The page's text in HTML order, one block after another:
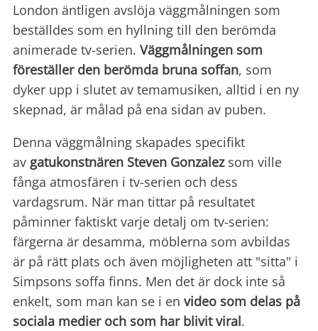
London äntligen avslöja väggmålningen som
beställdes som en hyllning till den berömda
animerade tv-serien. Väggmålningen som
föreställer den berömda bruna soffan, som
dyker upp i slutet av temamusiken, alltid i en ny
skepnad, är målad på ena sidan av puben.
Denna väggmålning skapades specifikt
av gatukonstnären Steven Gonzalezsom ville
fånga atmosfären i tv-serien och dess
vardagsrum. När man tittar på resultatet
påminner faktiskt varje detalj om tv-serien:
färgerna är desamma, möblerna som avbildas
är på rätt plats och även möjligheten att "sitta" i
Simpsons soffa finns. Men det är dock inte så
enkelt, som man kan se i en video som delas på
sociala medier och som har blivit viral.